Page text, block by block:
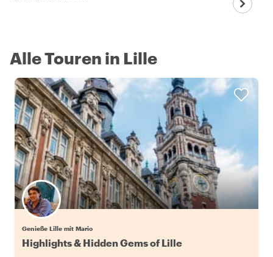
Alle Touren in Lille
Genieße Lille mit Mario
Highlights & Hidden Gems of Lille